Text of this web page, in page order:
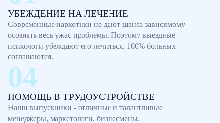
УБЕЖДЕНИЕ НА ЛЕЧЕНИЕ
Современные наркотики не дают шанса зависимому
осознать весь ужас проблемы. Поэтому выездные
психологи убеждают его лечиться. 100% больных
соглашаются.
ПОМОЩЬ В ТРУДОУСТРОЙСТВЕ
Наши выпускники - отличные и талантливые
менеджеры, маркетологи, бизнесмены.